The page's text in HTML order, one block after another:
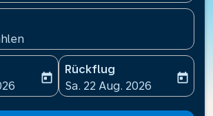
date-aria-label
today
Rückflug
fc-booking-return-date-
Sa. 22 Aug. 2026
today